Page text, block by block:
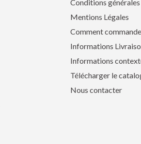
Conditions
Mentions Légales
Comment
Informations
Informations
Télécharger le
Nous contacter